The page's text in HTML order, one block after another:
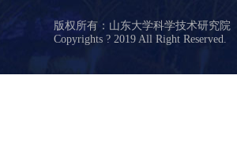
版权所有：山东大学科学技术研究院
Copyrights ? 2019 All Right Reserved.